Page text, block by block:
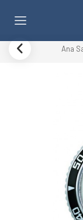
Ana